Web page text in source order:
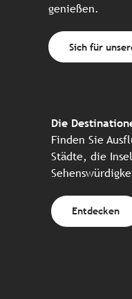
genießen.
Sich für
Die
Finden Sie
Städte, die
Entdecken